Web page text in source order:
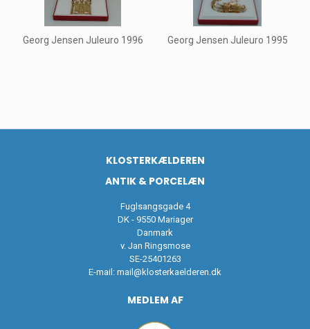
Georg Jensen Juleuro 1996 Georg Jensen Juleuro 1995
KLOSTERKÆLDEREN
ANTIK & PORCELÆN
Fuglsangsgade 4
DK - 9550 Mariager
Danmark
v. Jan Ringsmose
SE-25401263
E-mail: mail@klosterkaelderen.dk
MEDLEM AF